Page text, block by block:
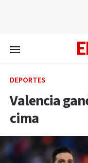
DEPORTES
Valencia
cima